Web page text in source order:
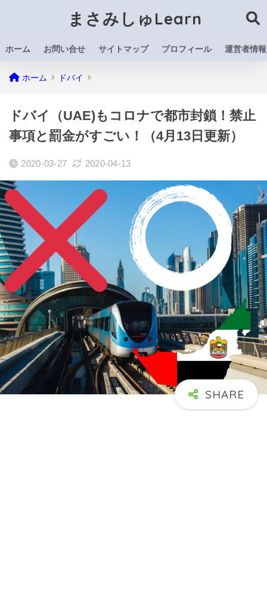
まさみしゅLearn
ホーム お問い合せ サイトマップ プロフィール 運営者情報
ホーム ドバイ
ドバイ（UAE)もコロナで都市封鎖！禁止
事項と罰金がすごい！（4月13日更新）
2020-03-27 2020-04-13